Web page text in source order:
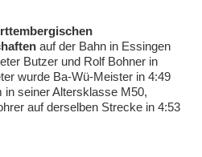
auf der Bahn in Essingen
Butzer und Rolf Bohner in
wurde Ba-Wü-Meister in 4:49
in seiner Altersklasse M50,
auf derselben Strecke in 4:53